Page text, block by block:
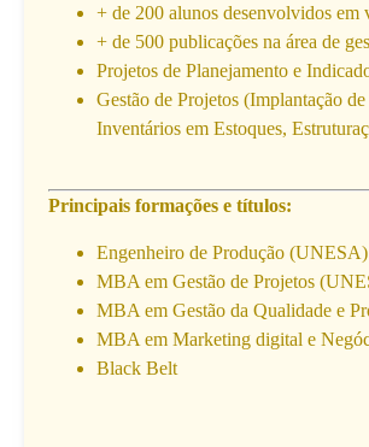
+ de 200 alunos desenvolvidos em
+ de 500 publicações na área de
Projetos de Planejamento e
Gestão de Projetos (Implantação
Inventários em Estoques,
Principais formações e títulos:
Engenheiro de Produção (UNESA)
MBA em Gestão de Projetos
MBA em Gestão da Qualidade e
MBA em Marketing digital e
Black Belt